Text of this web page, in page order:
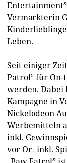
Vermarkterin
Kinderlieblinge
Leben.
Seit einiger
Patrol” für
werden. Dabei
Kampagne in
Nickelodeon
Werbemitteln
inkl.
vor Ort inkl.